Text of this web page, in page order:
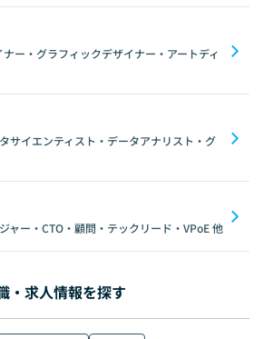
ー・グラフィックデザイナー・アートディ
サイエンティスト・データアナリスト・グ
ャー・CTO・顧問・テックリード・VPoE他
・求人情報を探す